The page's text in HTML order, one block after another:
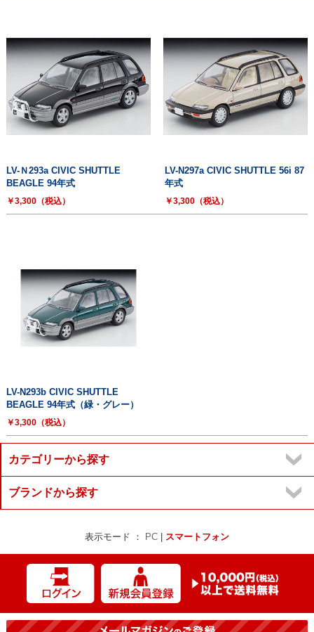
LV-Ｎ293a CIVIC SHUTTLE
BEAGLE 94年式
￥3,300（税込）
LV-N297a CIVIC SHUTTLE 56i 87
年式
￥3,300（税込）
LV-N293b CIVIC SHUTTLE
BEAGLE 94年式（緑・グレー）
￥3,300（税込）
カテゴリーから探す
ブランドから探す
表示モード ： PC スマートフォン